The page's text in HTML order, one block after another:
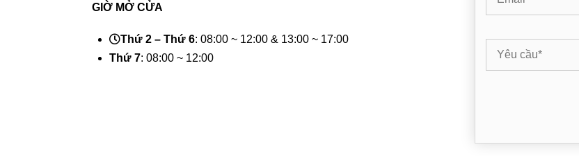
GIỜ MỞ CỬA
Thứ 2 – Thứ 6: 08:00 ~ 12:00 & 13:00 ~ 17:00
Thứ 7: 08:00 ~ 12:00